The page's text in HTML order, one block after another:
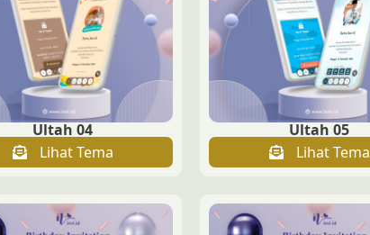
Ultah 04
Lihat Tema
Ultah 05
Lihat Tema